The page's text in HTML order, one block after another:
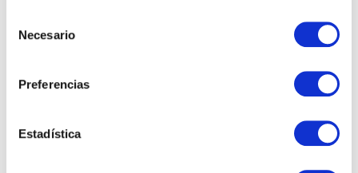
Necesario
Preferencias
Estadística